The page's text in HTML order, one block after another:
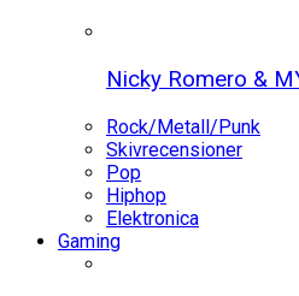
Nicky Romero &
Rock/Metall/Punk
Skivrecensioner
Pop
Hiphop
Elektronica
Gaming